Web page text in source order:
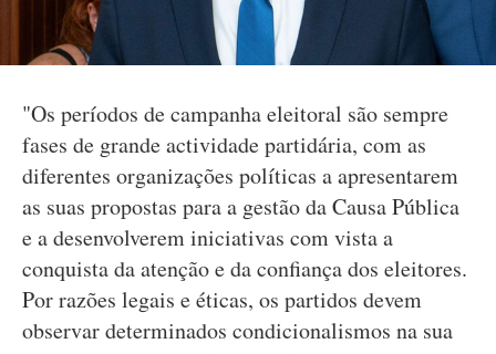
"Os períodos de campanha eleitoral são sempre
fases de grande actividade partidária, com as
diferentes organizações políticas a apresentarem
as suas propostas para a gestão da Causa Pública
e a desenvolverem iniciativas com vista a
conquista da atenção e da confiança dos eleitores.
Por razões legais e éticas, os partidos devem
observar determinados condicionalismos na sua